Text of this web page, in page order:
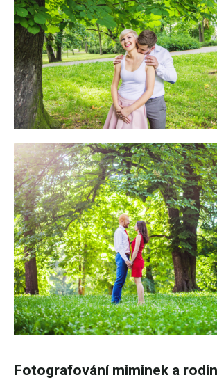
Fotografování miminek a